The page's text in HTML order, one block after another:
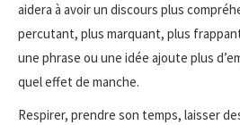
aidera à avoir un discours plus
percutant, plus marquant, plus
une phrase ou une idée ajoute plus
quel effet de manche.
Respirer, prendre son temps, laisser